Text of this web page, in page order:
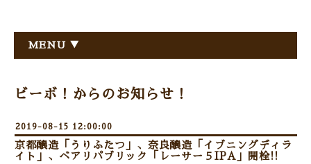
MENU ▼
ビーボ！からのお知らせ！
2019-08-15 12:00:00
京都醸造「うりふたつ」、奈良醸造「イブニングディラ
イト」、ベアリパブリック「レーサー５IPA」開栓!!